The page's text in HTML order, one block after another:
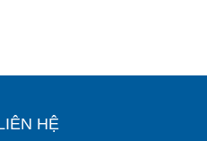
HỆ